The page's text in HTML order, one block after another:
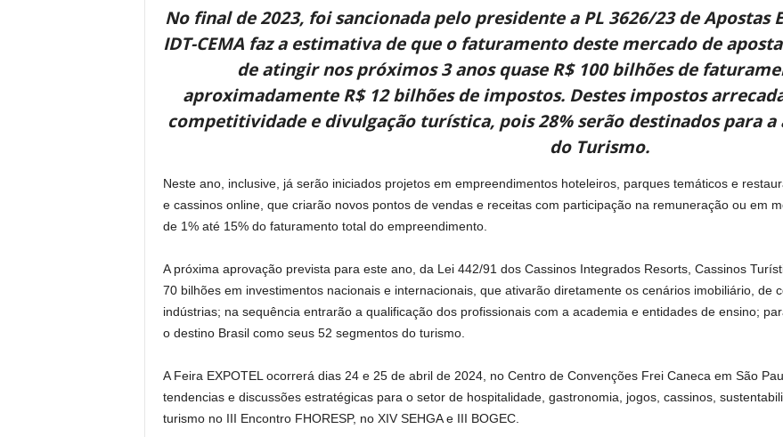
No final de 2023, foi sancionada pelo presidente a PL 3626/23 de Apostas
IDT-CEMA faz a estimativa de que o faturamento deste mercado de
de atingir nos próximos 3 anos quase R$ 100 bilhões de
aproximadamente R$ 12 bilhões de impostos. Destes impostos
competitividade e divulgação turística, pois 28% serão destinados para
do Turismo.
Neste ano, inclusive, já serão iniciados projetos em empreendimentos hoteleiros, parques temáticos e
e cassinos online, que criarão novos pontos de vendas e receitas com participação na remuneração ou em
de 1% até 15% do faturamento total do empreendimento.
A próxima aprovação prevista para este ano, da Lei 442/91 dos Cassinos Integrados Resorts, Cassinos
70 bilhões em investimentos nacionais e internacionais, que ativarão diretamente os cenários imobiliário, de
indústrias; na sequência entrarão a qualificação dos profissionais com a academia e entidades de ensino;
o destino Brasil como seus 52 segmentos do turismo.
A Feira EXPOTEL ocorrerá dias 24 e 25 de abril de 2024, no Centro de Convenções Frei Caneca em São
tendencias e discussões estratégicas para o setor de hospitalidade, gastronomia, jogos, cassinos,
turismo no III Encontro FHORESP, no XIV SEHGA e III BOGEC.